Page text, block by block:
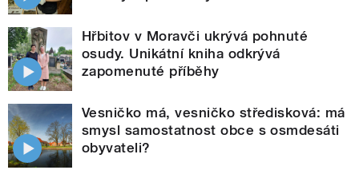
Hřbitov v Moravči ukrývá pohnuté
osudy. Unikátní kniha odkrývá
zapomenuté příběhy
Vesničko má, vesničko středisková: má
smysl samostatnost obce s osmdesáti
obyvateli?